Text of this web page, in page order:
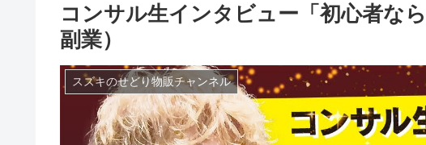
コンサル生インタビュー「初心者な
副業）
スズキのせどり物販チャンネル